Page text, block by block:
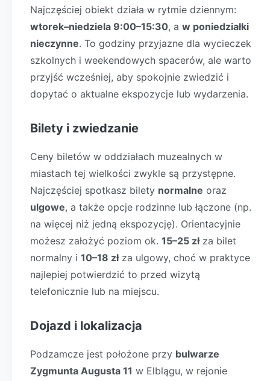
Najczęściej obiekt działa w rytmie dziennym:
wtorek–niedziela 9:00–15:30, a w poniedziałki
nieczynne. To godziny przyjazne dla wycieczek
szkolnych i weekendowych spacerów, ale warto
przyjść wcześniej, aby spokojnie zwiedzić i
dopytać o aktualne ekspozycje lub wydarzenia.
Bilety i zwiedzanie
Ceny biletów w oddziałach muzealnych w
miastach tej wielkości zwykle są przystępne.
Najczęściej spotkasz bilety normalne oraz
ulgowe, a także opcje rodzinne lub łączone (np.
na więcej niż jedną ekspozycję). Orientacyjnie
możesz założyć poziom ok. 15–25 złza bilet
normalny i 10–18 złza ulgowy, choć w praktyce
najlepiej potwierdzić to przed wizytą
telefonicznie lub na miejscu.
Dojazd i lokalizacja
Podzamcze jest położone przy bulwarze
Zygmunta Augusta 11 w Elblągu, w rejonie